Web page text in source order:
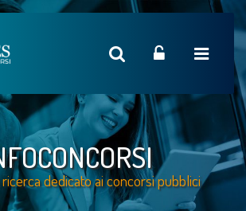
dedicato ai concorsi pubblici